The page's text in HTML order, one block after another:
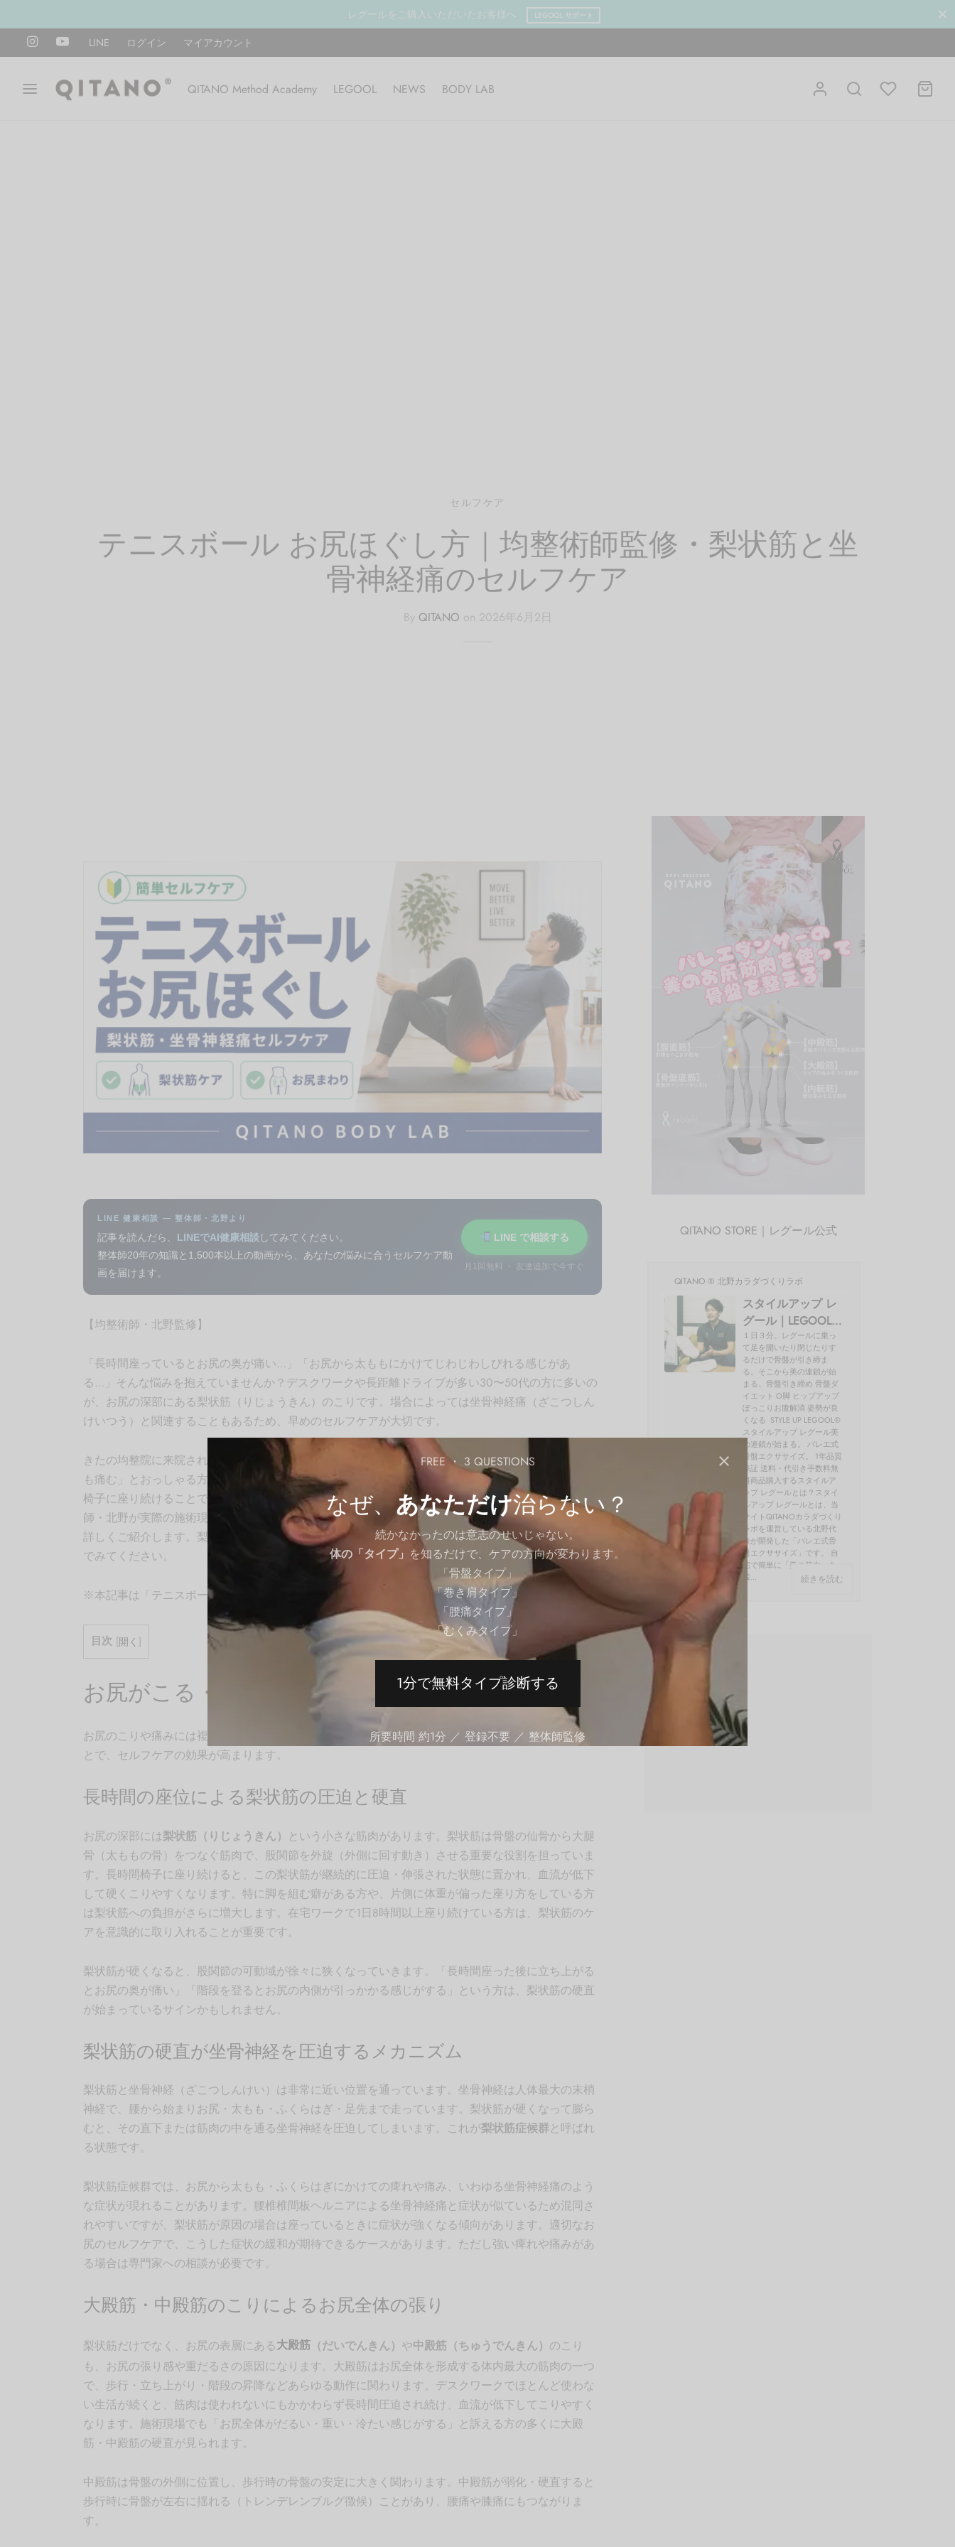
FREE ・ 3 QUESTIONS
なぜ、あなただけ治らない？
続かなかったのは意志のせいじゃない。
体の「タイプ」 を知るだけで、ケアの方向が変わります。
「骨盤タイプ」
「巻き肩タイプ」
「腰痛タイプ」
「むくみタイプ」
1分で無料タイプ診断する
所要時間 約1分 ／ 登録不要 ／ 整体師監修
レグールをご購入いただいたお客様へ LEGOOL サポート
LINE ログイン マイアカウント
QITANO Method Academy LEGOOL NEWS BODY LAB
セルフケア
テニスボール お尻ほぐし方｜均整術師監修・梨状筋と坐
骨神経痛のセルフケア
By QITANO on 2026年6月2日
LINE 健康相談 — 整体師・北野より
記事を読んだら、 LINEでAI健康相談 してみてください。
整体師20年の知識と1,500本以上の動画から、あなたの悩みに合うセルフケア動
画を届けます。
LINE で相談する
月1回無料 ・ 友達追加で今すぐ
【均整術師・北野監修】
「長時間座っているとお尻の奥が痛い…」「お尻から太ももにかけてじわじわしびれる感じがあ
る…」そんな悩みを抱えていませんか？デスクワークや長距離ドライブが多い30〜50代の方に多いの
が、お尻の深部にある梨状筋（りじょうきん）のこりです。場合によっては坐骨神経痛（ざこつしん
けいつう）と関連することもあるため、早めのセルフケアが大切です。
きたの均整院に来院される患者様の中でも、「お尻が痛くて長時間座れない」「腰と一緒にお尻の奥
も痛む」とおっしゃる方が非常に多くいらっしゃいます。在宅ワークが普及した近年は、一日中同じ
椅子に座り続けることで梨状筋への負担が増大しているケースが目立ちます。この記事では、均整術
師・北野が実際の施術現場での知見をもとに、テニスボールを使ったお尻ほぐしのセルフケア方法 を
詳しくご紹介します。梨状筋と坐骨神経の関係についても丁寧に解説しますので、ぜひ最後まで読ん
でみてください。
※本記事は「テニスボール セルフケアシリーズ」の一つです。
目次 [開く ]
お尻がこる・痛む4つの原因
お尻のこりや痛みには複数の原因が絡み合っています。「なぜお尻がこるのか」を正しく理解するこ
とで、セルフケアの効果が高まります。
長時間の座位による梨状筋の圧迫と硬直
お尻の深部には梨状筋（りじょうきん） という小さな筋肉があります。梨状筋は骨盤の仙骨から大腿
骨（太ももの骨）をつなぐ筋肉で、股関節を外旋（外側に回す動き）させる重要な役割を担っていま
す。長時間椅子に座り続けると、この梨状筋が継続的に圧迫・伸張された状態に置かれ、血流が低下
して硬くこりやすくなります。特に脚を組む癖がある方や、片側に体重が偏った座り方をしている方
は梨状筋への負担がさらに増大します。在宅ワークで1日8時間以上座り続けている方は、梨状筋のケ
アを意識的に取り入れることが重要です。
梨状筋が硬くなると、股関節の可動域が徐々に狭くなっていきます。「長時間座った後に立ち上がる
とお尻の奥が痛い」「階段を登るとお尻の内側が引っかかる感じがする」という方は、梨状筋の硬直
が始まっているサインかもしれません。
梨状筋の硬直が坐骨神経を圧迫するメカニズム
梨状筋と坐骨神経（ざこつしんけい）は非常に近い位置を通っています。坐骨神経は人体最大の末梢
神経で、腰から始まりお尻・太もも・ふくらはぎ・足先まで走っています。梨状筋が硬くなって膨ら
むと、その直下または筋肉の中を通る坐骨神経を圧迫してしまいます。これが梨状筋症候群と呼ばれ
る状態です。
梨状筋症候群では、お尻から太もも・ふくらはぎにかけての痺れや痛み、いわゆる坐骨神経痛のよう
な症状が現れることがあります。腰椎椎間板ヘルニアによる坐骨神経痛と症状が似ているため混同さ
れやすいですが、梨状筋が原因の場合は座っているときに症状が強くなる傾向があります。適切なお
尻のセルフケアで、こうした症状の緩和が期待できるケースがあります。ただし強い痺れや痛みがあ
る場合は専門家への相談が必要です。
大殿筋・中殿筋のこりによるお尻全体の張り
梨状筋だけでなく、お尻の表層にある大殿筋 （だいでんきん） や中殿筋（ちゅうでんきん） のこり
も、お尻の張り感や重だるさの原因になります。大殿筋はお尻全体を形成する体内最大の筋肉の一つ
で、歩行・立ち上がり・階段の昇降などあらゆる動作に関わります。デスクワークでほとんど使わな
い生活が続くと、筋肉は使われないにもかかわらず長時間圧迫され続け、血流が低下してこりやすく
なります。施術現場でも「お尻全体がだるい・重い・冷たい感じがする」と訴える方の多くに大殿
筋・中殿筋の硬直が見られます。
中殿筋は骨盤の外側に位置し、歩行時の骨盤の安定に大きく関わります。中殿筋が弱化・硬直すると
歩行時に骨盤が左右に揺れる（トレンデレンブルグ徴候）ことがあり、腰痛や膝痛にもつながりま
す。
QITANO STORE｜レグール公式
QITANO ® 北野カラダづくりラボ
スタイルアップ レ
グール｜LEGOOL®
使い方、効果を開
発者の北野が解説
１日３分。レグールに乗っ
て足を開いたり閉じたりす
るだけで骨盤が引き締ま
る。そこから美の連鎖が始
まる。骨盤引き締め 骨盤ダ
イエット O脚 ヒップアップ
ぽっこりお腹解消 姿勢が良
くなる STYLE UP LEGOOL®
スタイルアップ レグール美
の連鎖が始まる。 バレエ式
骨盤エクササイズ。 1年品質
保証 送料・代引き手数料無
料商品購入するスタイルア
ップ レグールとは？スタイ
ルアップ レグールとは、当
サイトQITANOカラダづくり
ラボを運営している北野代
表が開発した「バレエ式骨
盤エクササイズ」です。 自
宅で簡単に「美の筋肉」を
鍛...
続きを読む